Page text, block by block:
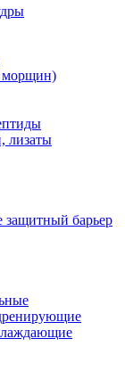
морщин)
лизаты
защитный барьер